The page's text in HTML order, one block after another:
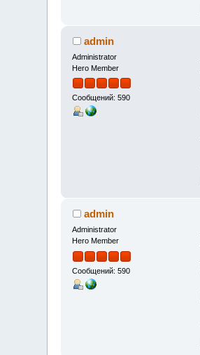
admin
Administrator
Hero Member
Сообщений: 590
admin
Administrator
Hero Member
Сообщений: 590